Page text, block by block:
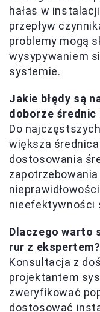
hałas w
przepływ
problemy mogą
wysypywaniem
systemie.
Jakie błędy są
doborze średnic
Do
większa
dostosowania
nieefektywności
Dlaczego warto
rur z ekspertem?
Konsultacja z
projektantem
zweryfikować
dostosować